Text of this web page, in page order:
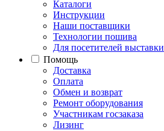
Каталоги
Инструкции
Наши поставщики
Технологии пошива
Для посетителей выставки
Помощь
Доставка
Оплата
Обмен и возврат
Ремонт оборудования
Участникам госзаказа
Лизинг